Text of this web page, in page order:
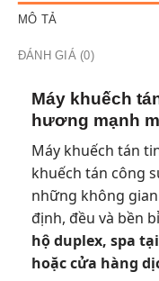
MÔ TẢ
ĐÁNH GIÁ (0)
Máy khuếch
hương mạnh
Máy khuếch tán
khuếch tán công
những không
định, đều và bền
hộ duplex, spa
hoặc cửa hàng